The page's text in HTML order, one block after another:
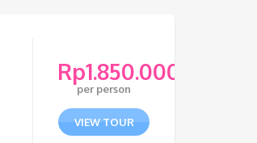
Rp1.850.000
per person
VIEW TOUR